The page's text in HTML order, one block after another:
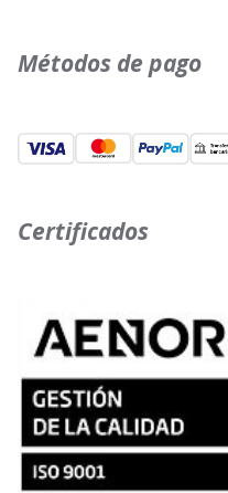
Métodos de pago
Certificados